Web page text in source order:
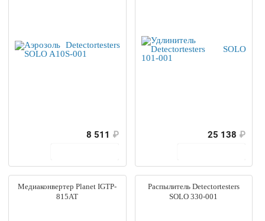
8 511 ₽ 25 138 ₽
Медиаконвертер Planet IGTP-
815AT
Распылитель Detectortesters
SOLO 330-001